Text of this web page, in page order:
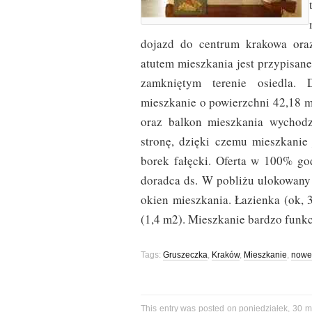
dojazd do centrum krakowa
atutem mieszkania jest
zamkniętym terenie osiedla.
mieszkanie o powierzchni 42,18
oraz balkon mieszkania
stronę, dzięki czemu
borek fałęcki. Oferta w 100%
doradca ds. W pobliżu
okien mieszkania. Łazienka (ok,
(1,4 m2). Mieszkanie bardzo
Tags: Gruszeczka, Kraków, Mieszkanie,
This entry was posted on poniedziałek, 30